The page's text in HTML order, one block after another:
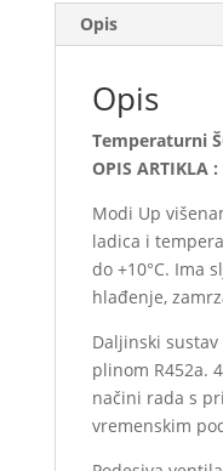
Opis
Opis
Temperaturni
OPIS ARTIKLA :
Modi Up
ladica i
do +10°C. Ima
hlađenje,
Daljinski
plinom R452a.
načini rada s
vremenskim